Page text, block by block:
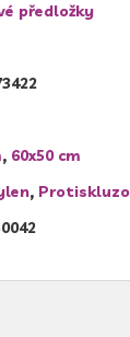
předložky
, 60x50 cm
,